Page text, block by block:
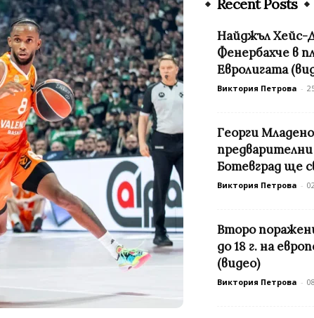
Recent Posts
Найджъл Хейс-
Фенербахче в
Евролигата
Виктория Петрова -
Георги
Ботевград ще
Виктория Петрова -
Второ
до 18 г. на
(видео)
Виктория Петрова -